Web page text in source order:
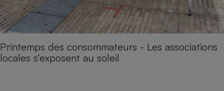
Printemps des consommateurs - Les associations
locales s’exposent au soleil